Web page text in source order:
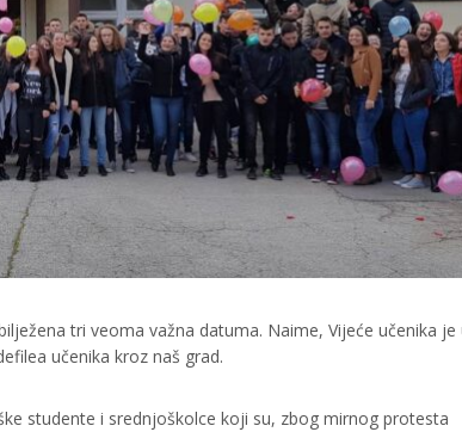
tri veoma važna datuma. Naime, Vijeće učenika je
učenika kroz naš grad.
studente i srednjoškolce koji su, zbog mirnog protesta